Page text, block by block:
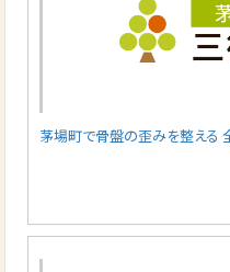
茅場町で骨盤の歪みを整える